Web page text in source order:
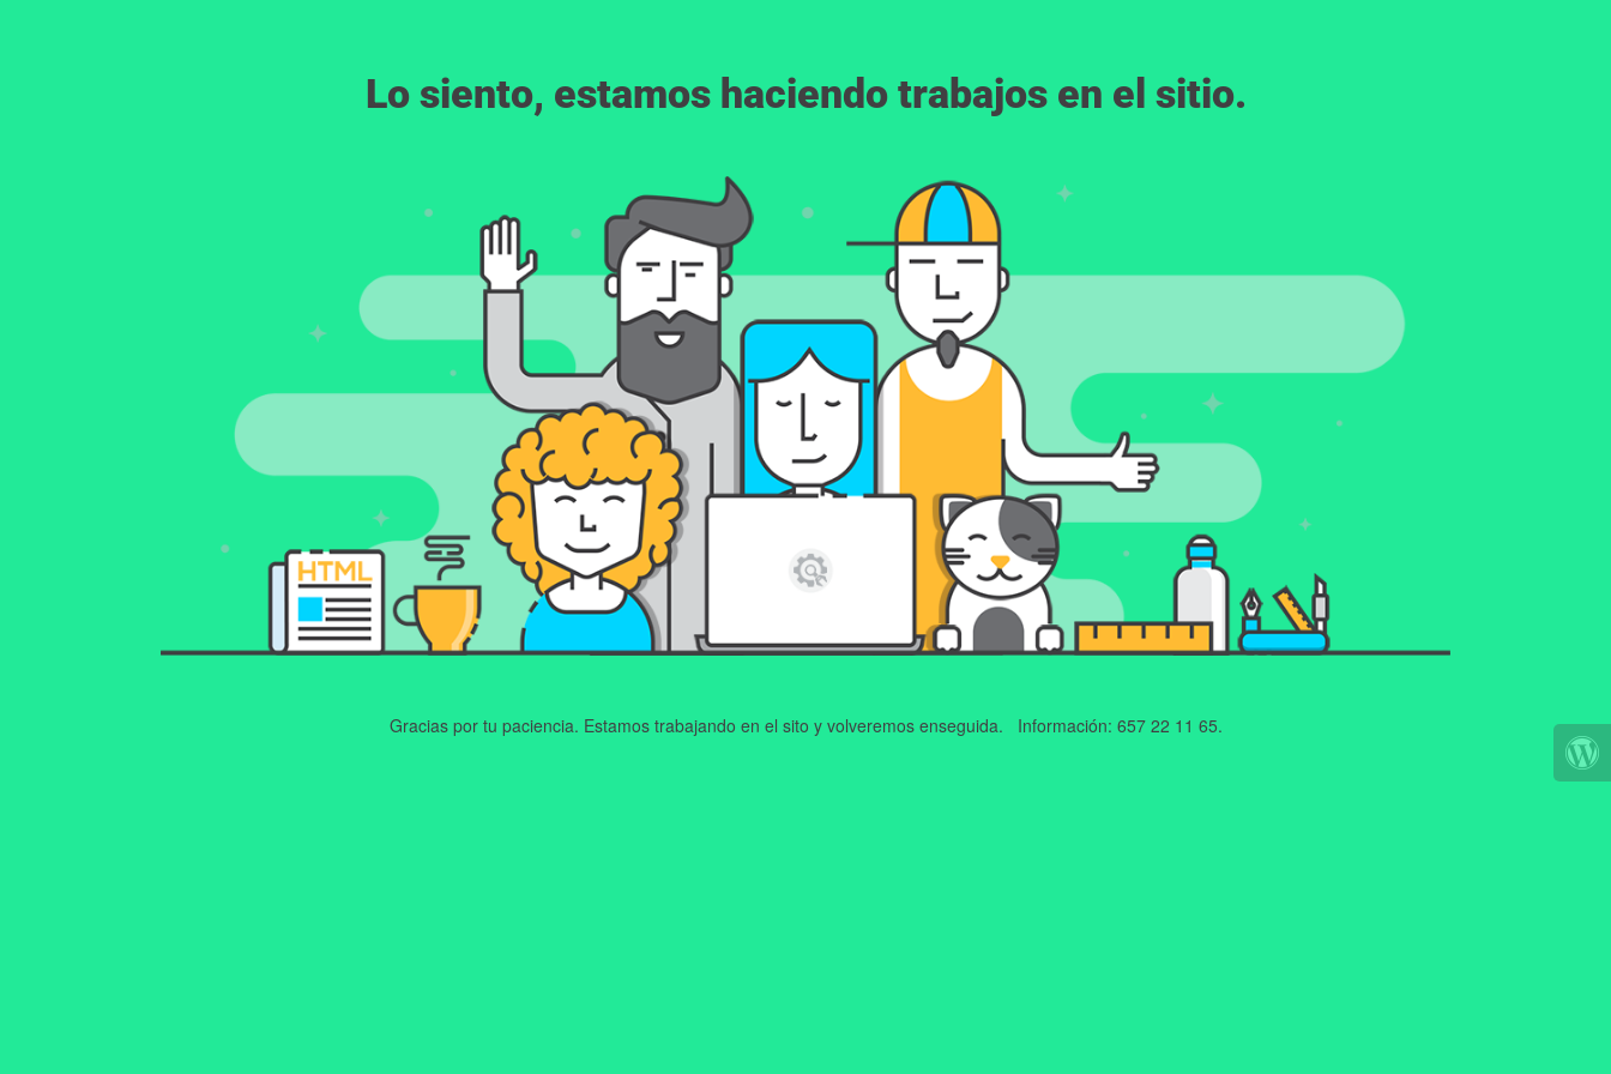
Lo siento, estamos haciendo trabajos en el sitio.
Gracias por tu paciencia. Estamos trabajando en el sito y volveremos enseguida. Información: 657 22 11 65.